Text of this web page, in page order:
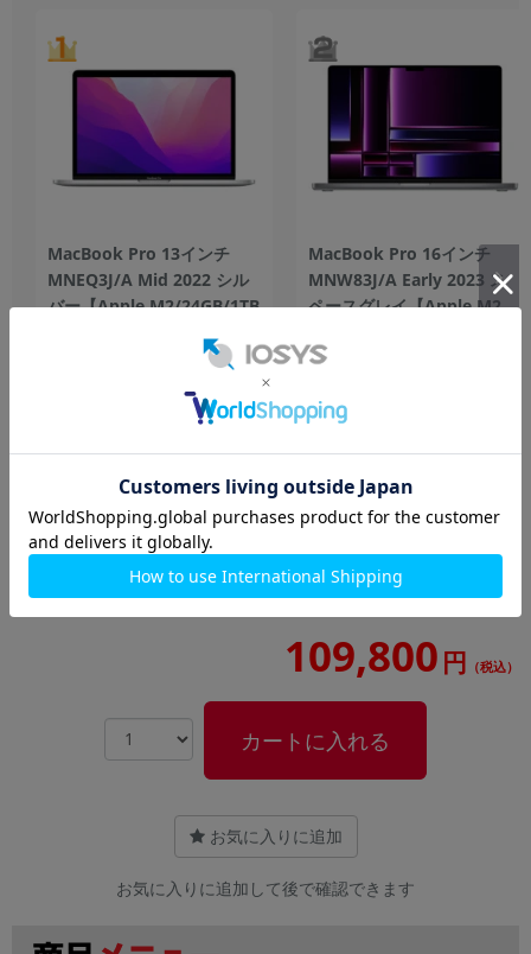
MacBook Pro 13インチ
MNEQ3J/A Mid 2022 シル
バー【Apple M2/24GB/1TB
173,800円
MacBook Pro 16インチ
MNW83J/A Early 2023 ス
ペースグレイ【Apple M2
SSD】
208,800
MacBook Neo MHFF4J/A Early 2026 インディゴ
【Apple A18 Pro/8GB/256GB SSD】
109,800 円 （税込）
カートに入れる
お気に入りに追加
お気に入りに追加して後で確認できます